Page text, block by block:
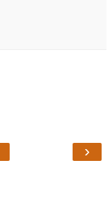
›